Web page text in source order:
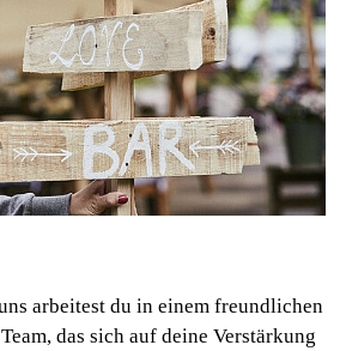
arbeitest du in einem freundlichen
das sich auf deine Verstärkung